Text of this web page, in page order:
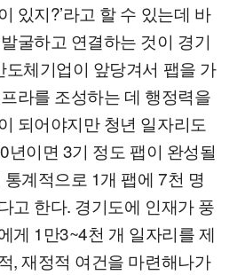
있지?’라고 할 수 있는데 바
굴하고 연결하는 것이 경기
도체기업이 앞당겨서 팹을 가
라를 조성하는 데 행정력을
되어야지만 청년 일자리도
년이면 3기 정도 팹이 완성될
계적으로 1개 팹에 7천 명
고 한다. 경기도에 인재가 풍
게 1만3~4천 개 일자리를 제
, 재정적 여건을 마련해나가